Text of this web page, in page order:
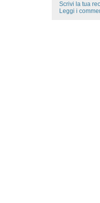
Scrivi la tua
Leggi i